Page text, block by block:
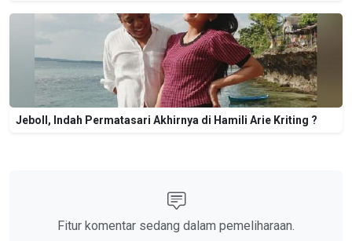
Jeboll, Indah Permatasari Akhirnya di Hamili Arie Kriting ?
Fitur komentar sedang dalam pemeliharaan.